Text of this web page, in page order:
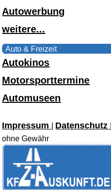
Autowerbung
weitere...
Auto & Freizeit
Autokinos
Motorsporttermine
Automuseen
Impressum Datenschutz
ohne Gewähr